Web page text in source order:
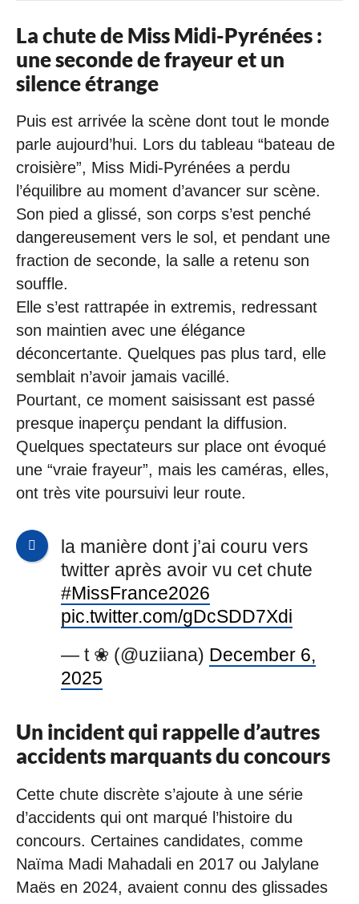
La chute de Miss Midi-Pyrénées :
une seconde de frayeur et un
silence étrange
Puis est arrivée la scène dont tout le monde
parle aujourd’hui. Lors du tableau “bateau de
croisière”, Miss Midi-Pyrénées a perdu
l’équilibre au moment d’avancer sur scène.
Son pied a glissé, son corps s’est penché
dangereusement vers le sol, et pendant une
fraction de seconde, la salle a retenu son
souffle.
Elle s’est rattrapée in extremis, redressant
son maintien avec une élégance
déconcertante. Quelques pas plus tard, elle
semblait n’avoir jamais vacillé.
Pourtant, ce moment saisissant est passé
presque inaperçu pendant la diffusion.
Quelques spectateurs sur place ont évoqué
une “vraie frayeur”, mais les caméras, elles,
ont très vite poursuivi leur route.
la manière dont j’ai couru vers
twitter après avoir vu cet chute
#MissFrance2026
pic.twitter.com/gDcSDD7Xdi
— t ❀ (@uziiana) December 6,
2025
Un incident qui rappelle d’autres
accidents marquants du concours
Cette chute discrète s’ajoute à une série
d’accidents qui ont marqué l’histoire du
concours. Certaines candidates, comme
Naïma Madi Mahadali en 2017 ou Jalylane
Maës en 2024, avaient connu des glissades